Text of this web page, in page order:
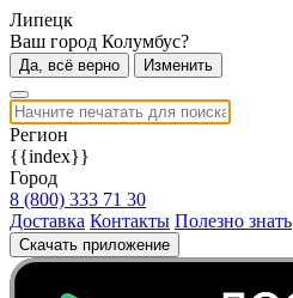
Липецк
Ваш город Колумбус?
Да, всё верно Изменить
Регион
{{index}}
Город
8 (800) 333 71 30
Доставка Контакты Полезно знать
Скачать приложение